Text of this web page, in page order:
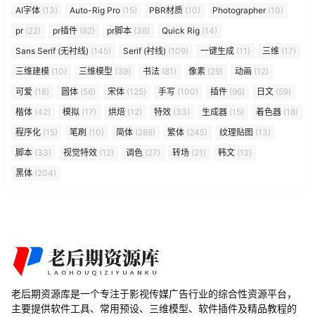
AI字体 (13) Auto-Rig Pro (15) PBR材质 (10) Photographer(10)
pr(22) pr插件 (82) pr脚本 (36) Quick Rig (14)
Sans Serif (无衬线) (145) Serif (衬线) (109) 一键生成 (11) 三维 (17)
三维建模 (10) 三维模型 (39) 书法 (81) 像素 (29) 动画 (12)
可爱 (18) 圆体 (56) 宋体 (125) 手写 (100) 插件 (96) 日文 (59)
楷体 (42) 模拟 (17) 烘焙 (12) 特效 (33) 生成器 (15) 着色器 (18)
程序化 (15) 笔刷 (10) 简体 (288) 繁体 (245) 纹理贴图 (13)
脚本 (33) 视觉特效 (12) 调色 (27) 转场 (21) 韩文 (12)
黑体 (204)
老后期资源库是一个专注于影视传媒广告行业的综合性资源平台，
主要提供软件工具、常用预设、三维模型、软件插件及精品教程的